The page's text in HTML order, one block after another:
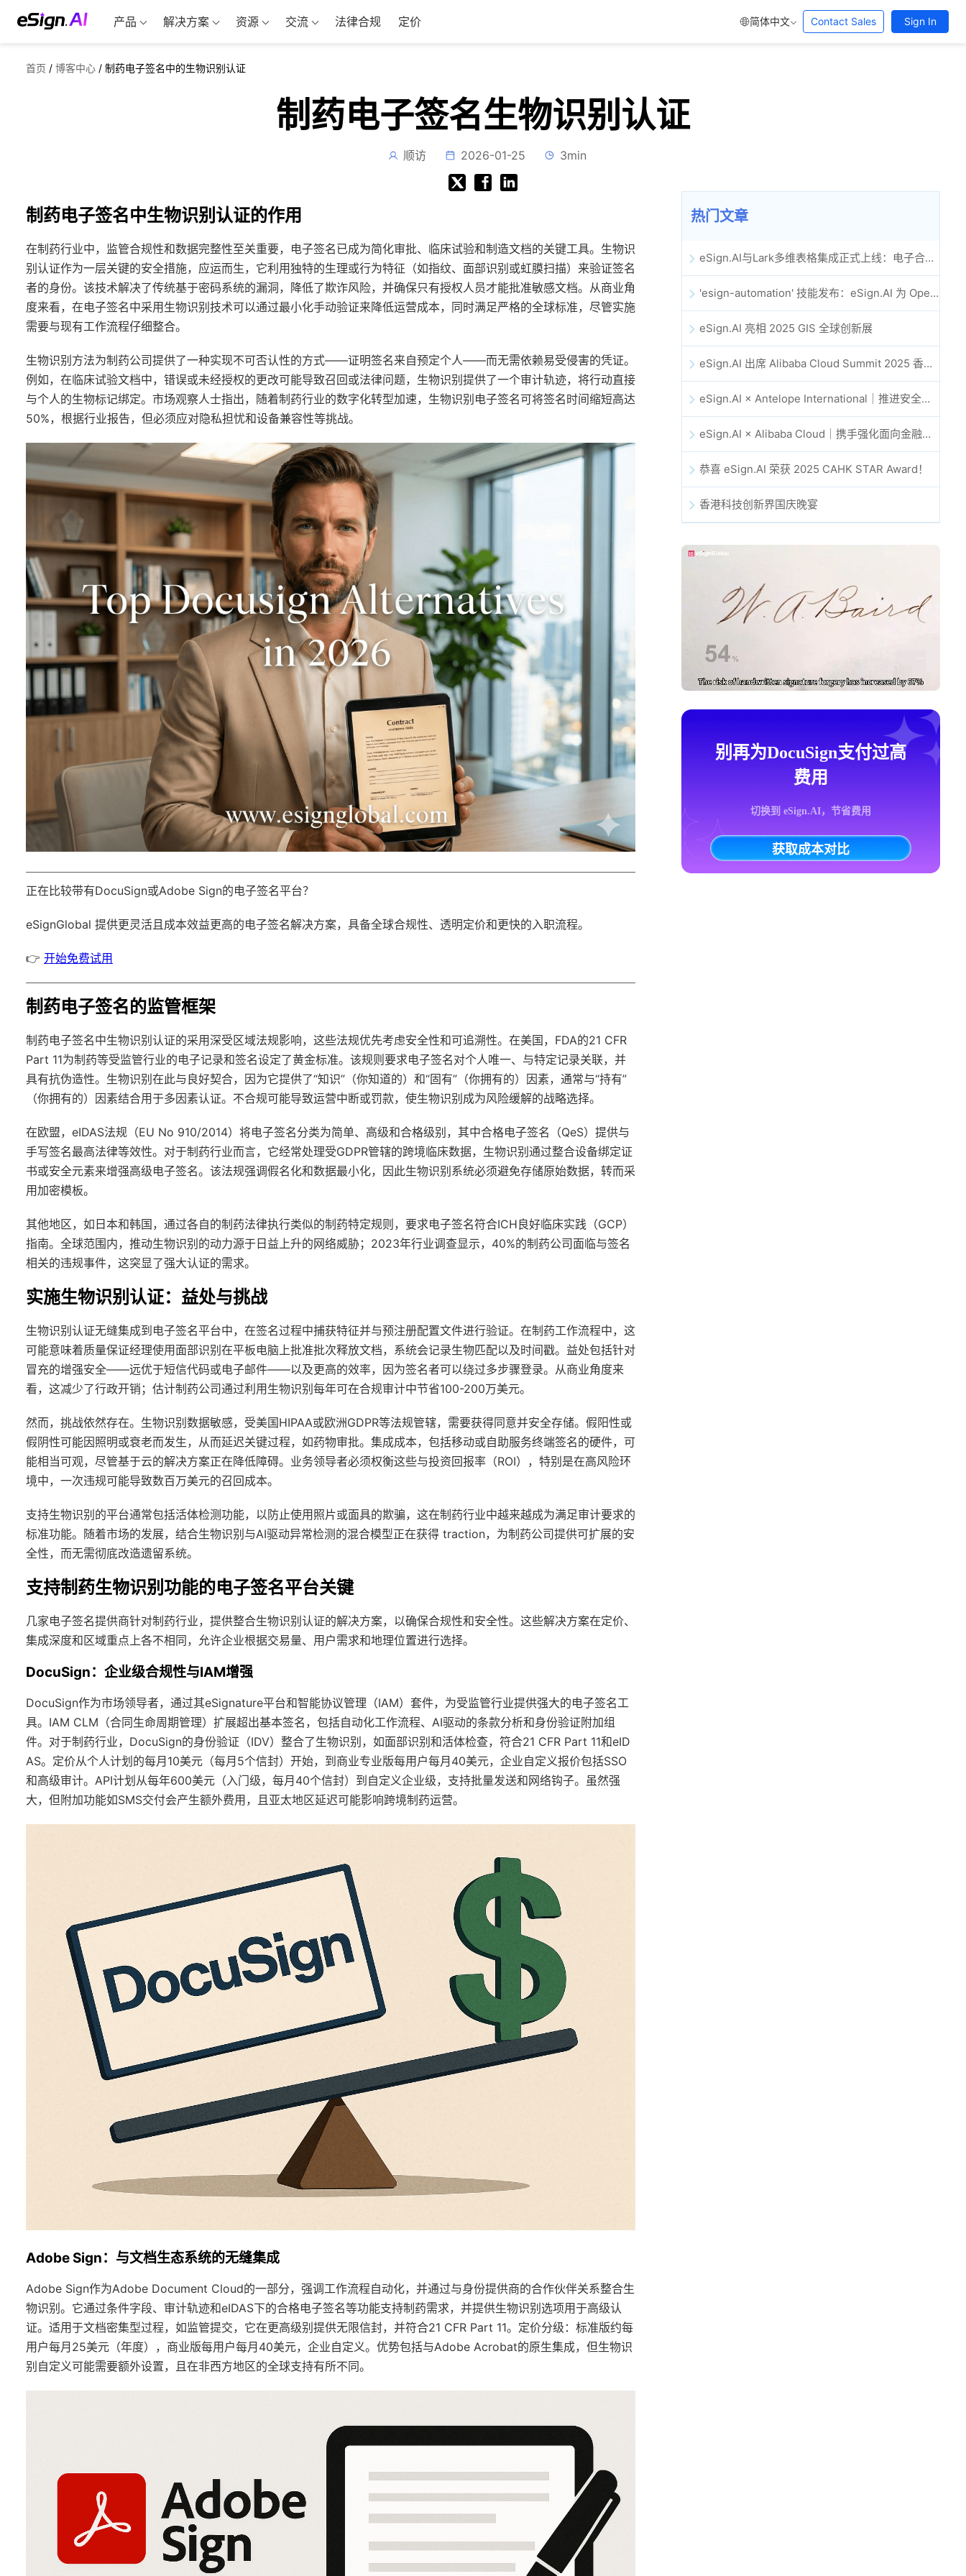
产品 解决方案 资源 交流 法律合规 定价 简体中文 Contact Sales Sign In
首页 / 博客中心 / 制药电子签名中的生物识别认证
制药电子签名生物识别认证
顺访 2026-01-25 3min
制药电子签名中生物识别认证的作用
在制药行业中，监管合规性和数据完整性至关重要，电子签名已成为简化审批、临床试验和制造文档的关键工具。生物识
别认证作为一层关键的安全措施，应运而生，它利用独特的生理或行为特征（如指纹、面部识别或虹膜扫描）来验证签名
者的身份。该技术解决了传统基于密码系统的漏洞，降低了欺诈风险，并确保只有授权人员才能批准敏感文档。从商业角
度来看，在电子签名中采用生物识别技术可以通过最小化手动验证来降低运营成本，同时满足严格的全球标准，尽管实施
需要与现有工作流程仔细整合。
生物识别方法为制药公司提供了一种实现不可否认性的方式——证明签名来自预定个人——而无需依赖易受侵害的凭证。
例如，在临床试验文档中，错误或未经授权的更改可能导致召回或法律问题，生物识别提供了一个审计轨迹，将行动直接
与个人的生物标记绑定。市场观察人士指出，随着制药行业的数字化转型加速，生物识别电子签名可将签名时间缩短高达
50%，根据行业报告，但必须应对隐私担忧和设备兼容性等挑战。
正在比较带有DocuSign或Adobe Sign的电子签名平台？
eSignGlobal 提供更灵活且成本效益更高的电子签名解决方案，具备全球合规性、透明定价和更快的入职流程。
👉 开始免费试用
制药电子签名的监管框架
制药电子签名中生物识别认证的采用深受区域法规影响，这些法规优先考虑安全性和可追溯性。在美国，FDA的21 CFR
Part 11为制药等受监管行业的电子记录和签名设定了黄金标准。该规则要求电子签名对个人唯一、与特定记录关联，并
具有抗伪造性。生物识别在此与良好契合，因为它提供了“知识”（你知道的）和“固有”（你拥有的）因素，通常与“持有”
（你拥有的）因素结合用于多因素认证。不合规可能导致运营中断或罚款，使生物识别成为风险缓解的战略选择。
在欧盟，eIDAS法规（EU No 910/2014）将电子签名分类为简单、高级和合格级别，其中合格电子签名（QeS）提供与
手写签名最高法律等效性。对于制药行业而言，它经常处理受GDPR管辖的跨境临床数据，生物识别通过整合设备绑定证
书或安全元素来增强高级电子签名。该法规强调假名化和数据最小化，因此生物识别系统必须避免存储原始数据，转而采
用加密模板。
其他地区，如日本和韩国，通过各自的制药法律执行类似的制药特定规则，要求电子签名符合ICH良好临床实践（GCP）
指南。全球范围内，推动生物识别的动力源于日益上升的网络威胁；2023年行业调查显示，40%的制药公司面临与签名
相关的违规事件，这突显了强大认证的需求。
实施生物识别认证：益处与挑战
生物识别认证无缝集成到电子签名平台中，在签名过程中捕获特征并与预注册配置文件进行验证。在制药工作流程中，这
可能意味着质量保证经理使用面部识别在平板电脑上批准批次释放文档，系统会记录生物匹配以及时间戳。益处包括针对
冒充的增强安全——远优于短信代码或电子邮件——以及更高的效率，因为签名者可以绕过多步骤登录。从商业角度来
看，这减少了行政开销；估计制药公司通过利用生物识别每年可在合规审计中节省100-200万美元。
然而，挑战依然存在。生物识别数据敏感，受美国HIPAA或欧洲GDPR等法规管辖，需要获得同意并安全存储。假阳性或
假阴性可能因照明或衰老而发生，从而延迟关键过程，如药物审批。集成成本，包括移动或自助服务终端签名的硬件，可
能相当可观，尽管基于云的解决方案正在降低障碍。业务领导者必须权衡这些与投资回报率（ROI），特别是在高风险环
境中，一次违规可能导致数百万美元的召回成本。
支持生物识别的平台通常包括活体检测功能，以防止使用照片或面具的欺骗，这在制药行业中越来越成为满足审计要求的
标准功能。随着市场的发展，结合生物识别与AI驱动异常检测的混合模型正在获得 traction，为制药公司提供可扩展的安
全性，而无需彻底改造遗留系统。
支持制药生物识别功能的电子签名平台关键
几家电子签名提供商针对制药行业，提供整合生物识别认证的解决方案，以确保合规性和安全性。这些解决方案在定价、
集成深度和区域重点上各不相同，允许企业根据交易量、用户需求和地理位置进行选择。
DocuSign：企业级合规性与IAM增强
DocuSign作为市场领导者，通过其eSignature平台和智能协议管理（IAM）套件，为受监管行业提供强大的电子签名工
具。IAM CLM（合同生命周期管理）扩展超出基本签名，包括自动化工作流程、AI驱动的条款分析和身份验证附加组
件。对于制药行业，DocuSign的身份验证（IDV）整合了生物识别，如面部识别和活体检查，符合21 CFR Part 11和eID
AS。定价从个人计划的每月10美元（每月5个信封）开始，到商业专业版每用户每月40美元，企业自定义报价包括SSO
和高级审计。API计划从每年600美元（入门级，每月40个信封）到自定义企业级，支持批量发送和网络钩子。虽然强
大，但附加功能如SMS交付会产生额外费用，且亚太地区延迟可能影响跨境制药运营。
Adobe Sign：与文档生态系统的无缝集成
Adobe Sign作为Adobe Document Cloud的一部分，强调工作流程自动化，并通过与身份提供商的合作伙伴关系整合生
物识别。它通过条件字段、审计轨迹和eIDAS下的合格电子签名等功能支持制药需求，并提供生物识别选项用于高级认
证。适用于文档密集型过程，如监管提交，它在更高级别提供无限信封，并符合21 CFR Part 11。定价分级：标准版约每
用户每月25美元（年度），商业版每用户每月40美元，企业自定义。优势包括与Adobe Acrobat的原生集成，但生物识
别自定义可能需要额外设置，且在非西方地区的全球支持有所不同。
热门文章
eSign.AI与Lark多维表格集成正式上线：电子合同签署归档全程自动化
'esign-automation' 技能发布：eSign.AI 为 OpenClaw 提供自动化电子签名能力
eSign.AI 亮相 2025 GIS 全球创新展
eSign.AI 出席 Alibaba Cloud Summit 2025 香港站，共同探讨 AI 驱动的云创新与数字信任未来
eSign.AI × Antelope International｜推进安全且由 AI 驱动的数字化工作流
eSign.AI × Alibaba Cloud｜携手强化面向金融科技的全球数字信任
恭喜 eSign.AI 荣获 2025 CAHK STAR Award！
香港科技创新界国庆晚宴
别再为DocuSign支付过高
费用
切换到 eSign.AI，节省费用
获取成本对比